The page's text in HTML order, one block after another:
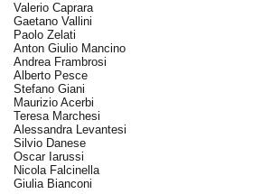
Valerio Caprara
Gaetano Vallini
Paolo Zelati
Anton Giulio Mancino
Andrea Frambrosi
Alberto Pesce
Stefano Giani
Maurizio Acerbi
Teresa Marchesi
Alessandra Levantesi
Silvio Danese
Oscar Iarussi
Nicola Falcinella
Giulia Bianconi